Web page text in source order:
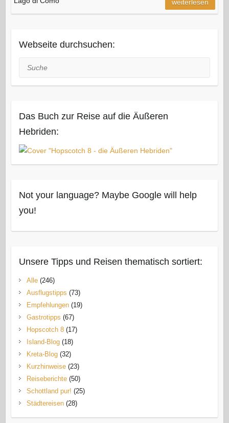
weiterlesen
Webseite durchsuchen:
Suche
Das Buch zur Reise auf die Äußeren
Hebriden:
Not your language? Maybe Google will help
you!
Unsere Tipps und Reisen thematisch sortiert:
Alle(246)
Ausflugstipps (73)
Empfehlungen(19)
Gastrotipps (67)
Hopscotch 8(17)
Island-Blog(18)
Kreta-Blog(32)
Kurzhinweise(23)
Reiseberichte(50)
Schottland pur! (25)
Städtereisen(28)